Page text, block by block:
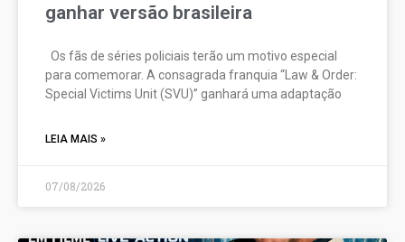
ganhar versão brasileira
Os fãs de séries policiais terão um motivo especial
para comemorar. A consagrada franquia “Law & Order:
Special Victims Unit (SVU)” ganhará uma adaptação
LEIA MAIS »
07/08/2026